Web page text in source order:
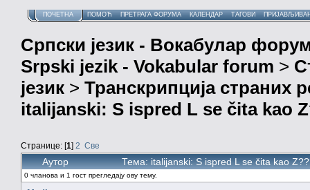
ПОЧЕТНА ПОМОЋ ПРЕТРАГА ФОРУМА КАЛЕНДАР ТАГОВИ
Српски језик - Вокабулар
Srpski jezik - Vokabular forum >
језик > Транскрипција страних
italijanski: S ispred L se čita kao
Странице: [1] 2 Све
Аутор Тема: italijanski: S ispred L se čita kao
0 чланова и 1 гост прегледају ову тему.